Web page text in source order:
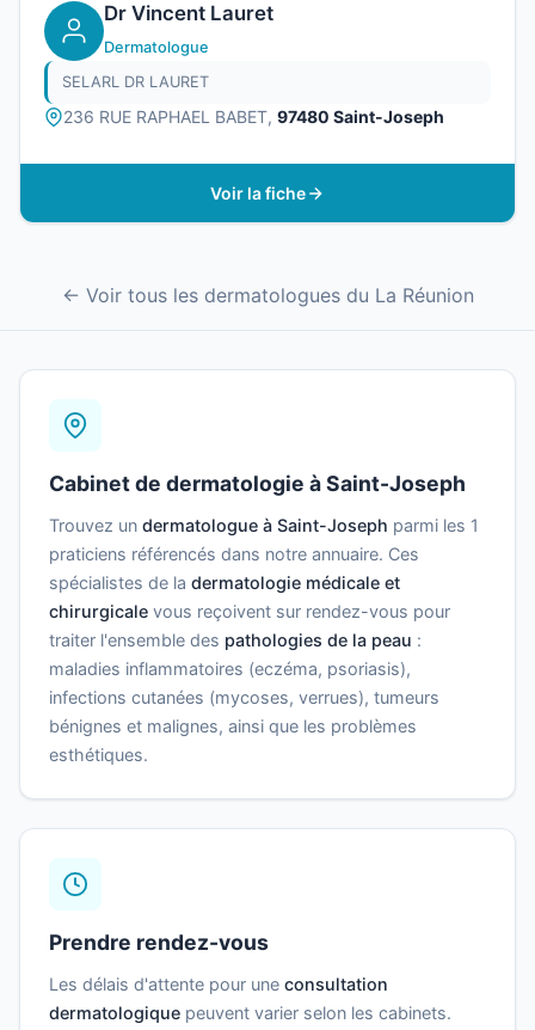
Dr Vincent Lauret
Dermatologue
SELARL DR LAURET
236 RUE RAPHAEL BABET, 97480 Saint-Joseph
Voir la fiche
← Voir tous les dermatologues du La Réunion
Cabinet de dermatologie à Saint-Joseph
Trouvez un dermatologue à Saint-Joseph parmi les 1
praticiens référencés dans notre annuaire. Ces
spécialistes de la dermatologie médicale et
chirurgicale vous reçoivent sur rendez-vous pour
traiter l'ensemble des pathologies de la peau :
maladies inflammatoires (eczéma, psoriasis),
infections cutanées (mycoses, verrues), tumeurs
bénignes et malignes, ainsi que les problèmes
esthétiques.
Prendre rendez-vous
Les délais d'attente pour une consultation
dermatologique peuvent varier selon les cabinets.